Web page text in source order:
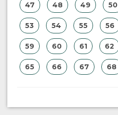
47 48 49 50
53 54 55 56
59 60 61 62
65 66 67 68